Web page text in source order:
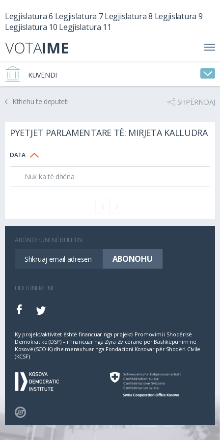
Legjislatura 6 Legjislatura 7 Legjislatura 8 Legjislatura 9
Legjislatura 10 Legjislatura 11
KUVENDI
Kthehu te deputeti SHPËRNDAJ
PYETJET PARLAMENTARE TË: MIRJETA KALLUDRA
DATA
Nuk ka të dhëna
ABONOHUNI NË BULETIN
LIDHUNI ME NE
Ky projekt/aktivitet është financuar nga projekti Promovimi i Shoqërisë
Demokratike (DSP) – i financuar nga Zyra Zvicerane për Bashkëpunim në
Kosovë (SCO‐K) dhe menaxhuar nga Fondacioni Kosovar për Shoqëri Civile
(KCSF)